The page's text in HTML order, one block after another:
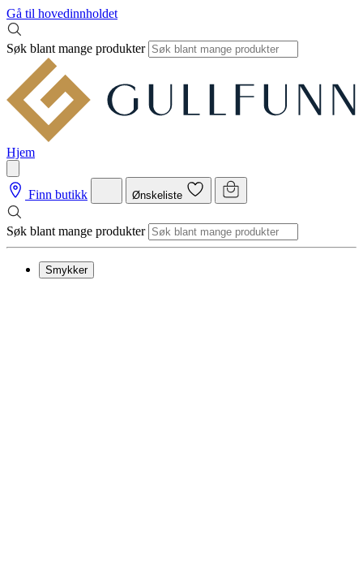
Gå til hovedinnholdet
Søk blant mange produkter
Hjem
Finn butikk Ønskeliste
Søk blant mange produkter
Smykker